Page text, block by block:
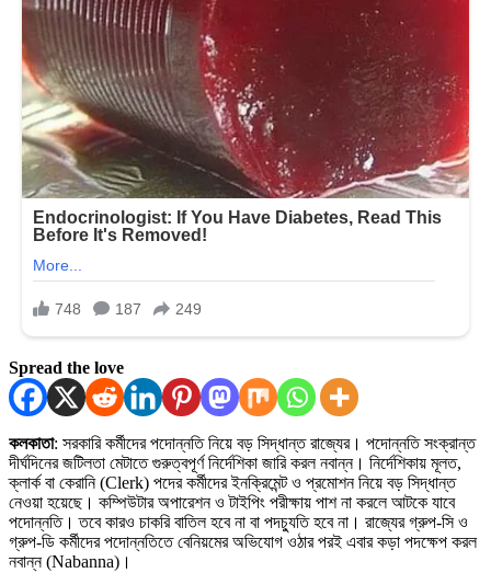
Spread the love
কলকাতা: সরকারি কর্মীদের পদোন্নতি নিয়ে বড় সিদ্ধান্ত রাজ্যের। পদোন্নতি সংক্রান্ত
দীর্ঘদিনের জটিলতা মেটাতে গুরুত্বপূর্ণ নির্দেশিকা জারি করল নবান্ন। নির্দেশিকায় মূলত,
ক্লার্ক বা কেরানি (Clerk) পদের কর্মীদের ইনক্রিমেন্ট ও প্রমোশন নিয়ে বড় সিদ্ধান্ত
নেওয়া হয়েছে। কম্পিউটার অপারেশন ও টাইপিং পরীক্ষায় পাশ না করলে আটকে যাবে
পদোন্নতি। তবে কারও চাকরি বাতিল হবে না বা পদচ্যুতি হবে না। রাজ্যের গ্রুপ-সি ও
গ্রুপ-ডি কর্মীদের পদোন্নতিতে বেনিয়মের অভিযোগ ওঠার পরই এবার কড়া পদক্ষেপ করল
নবান্ন (Nabanna)।